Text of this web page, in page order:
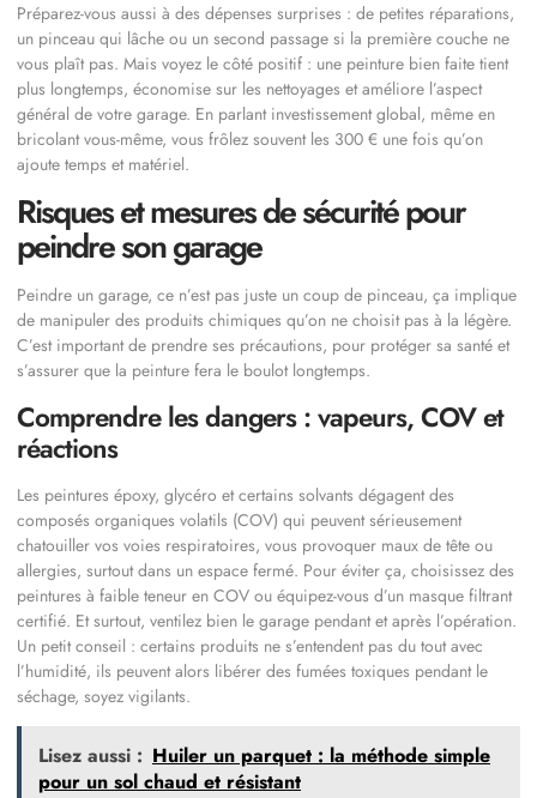
Préparez-vous aussi à des dépenses surprises : de petites réparations,
un pinceau qui lâche ou un second passage si la première couche ne
vous plaît pas. Mais voyez le côté positif : une peinture bien faite tient
plus longtemps, économise sur les nettoyages et améliore l’aspect
général de votre garage. En parlant investissement global, même en
bricolant vous-même, vous frôlez souvent les 300 € une fois qu’on
ajoute temps et matériel.
Risques et mesures de sécurité pour
peindre son garage
Peindre un garage, ce n’est pas juste un coup de pinceau, ça implique
de manipuler des produits chimiques qu’on ne choisit pas à la légère.
C’est important de prendre ses précautions, pour protéger sa santé et
s’assurer que la peinture fera le boulot longtemps.
Comprendre les dangers : vapeurs, COV et
réactions
Les peintures époxy, glycéro et certains solvants dégagent des
composés organiques volatils (COV) qui peuvent sérieusement
chatouiller vos voies respiratoires, vous provoquer maux de tête ou
allergies, surtout dans un espace fermé. Pour éviter ça, choisissez des
peintures à faible teneur en COV ou équipez-vous d’un masque filtrant
certifié. Et surtout, ventilez bien le garage pendant et après l’opération.
Un petit conseil : certains produits ne s’entendent pas du tout avec
l’humidité, ils peuvent alors libérer des fumées toxiques pendant le
séchage, soyez vigilants.
Lisez aussi : Huiler un parquet : la méthode simple
pour un sol chaud et résistant